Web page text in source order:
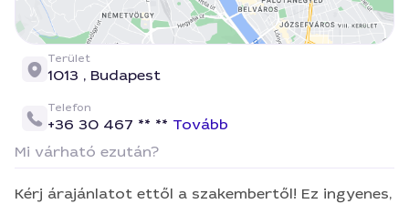
Terület
1013 , Budapest
Telefon
+36 30 467 ** ** Tovább
Mi várható ezután?
Kérj árajánlatot ettől a szakembertől! Ez ingyenes,